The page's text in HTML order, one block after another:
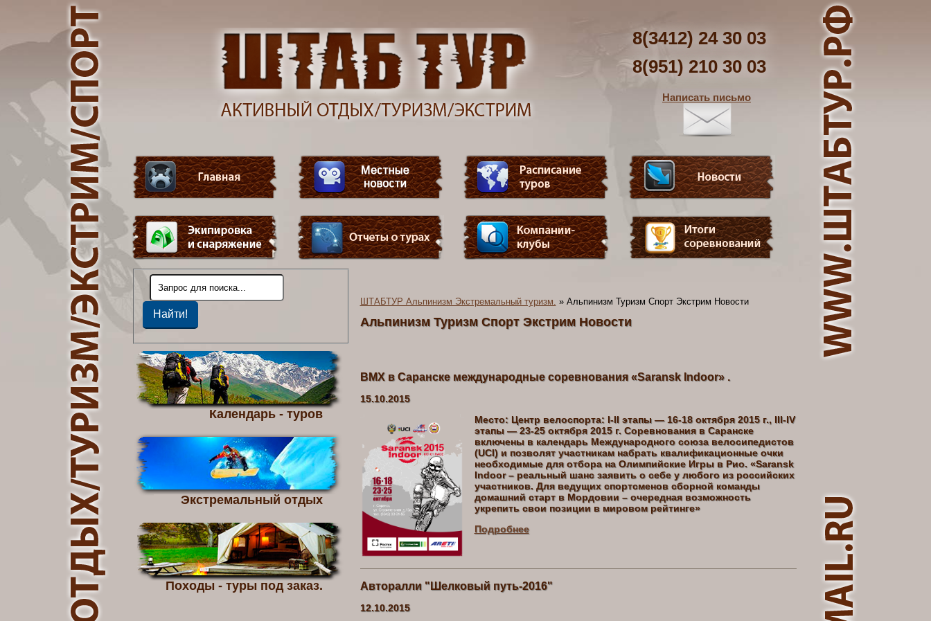
8(3412) 24 30 03
8(951) 210 30 03
Написать письмо
Календарь - туров
Экстремальный отдых
Походы - туры под заказ.
ШТАБТУР Альпинизм Экстремальный туризм. » Альпинизм Туризм Спорт Экстрим Новости
Альпинизм Туризм Спорт Экстрим Новости
BMX в Саранске международные соревнования «Saransk Indoor» .
15.10.2015
Место: Центр велоспорта: I-II этапы — 16-18 октября 2015 г., III-IV
этапы — 23-25 октября 2015 г. Соревнования в Саранске
включены в календарь Международного союза велосипедистов
(UCI) и позволят участникам набрать квалификационные очки
необходимые для отбора на Олимпийские Игры в Рио. «Saransk
Indoor – реальный шанс заявить о себе у любого из российских
участников. Для ведущих спортсменов сборной команды
домашний старт в Мордовии – очередная возможность
укрепить свои позиции в мировом рейтинге»
Подробнее
Авторалли "Шелковый путь-2016"
12.10.2015